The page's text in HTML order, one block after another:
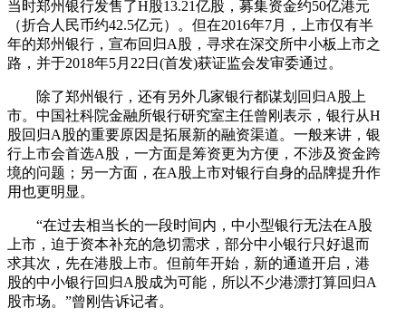
当时郑州银行发售了H股13.21亿股，募集资金约50亿港元
（折合人民币约42.5亿元）。但在2016年7月，上市仅有半
年的郑州银行，宣布回归A股，寻求在深交所中小板上市之
路，并于2018年5月22日(首发)获证监会发审委通过。
除了郑州银行，还有另外几家银行都谋划回归A股上
市。中国社科院金融所银行研究室主任曾刚表示，银行从H
股回归A股的重要原因是拓展新的融资渠道。一般来讲，银
行上市会首选A股，一方面是筹资更为方便，不涉及资金跨
境的问题；另一方面，在A股上市对银行自身的品牌提升作
用也更明显。
“在过去相当长的一段时间内，中小型银行无法在A股
上市，迫于资本补充的急切需求，部分中小银行只好退而
求其次，先在港股上市。但前年开始，新的通道开启，港
股的中小银行回归A股成为可能，所以不少港漂打算回归A
股市场。”曾刚告诉记者。